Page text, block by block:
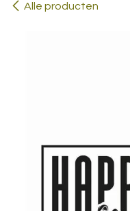
Alle producten